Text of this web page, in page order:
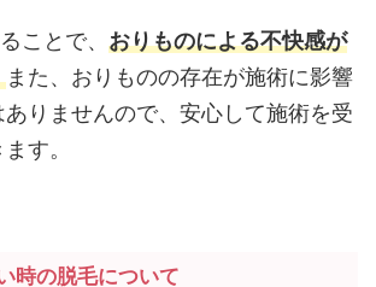
ことで、 おりものによる不快感が
また、おりものの存在が施術に影響
りませんので、安心して施術を受
す。
時の脱毛について